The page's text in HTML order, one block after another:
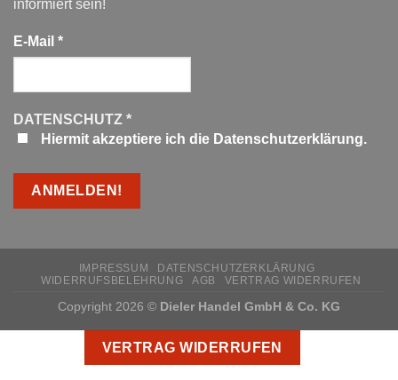
informiert sein!
E-Mail *
DATENSCHUTZ *
Hiermit akzeptiere ich die Datenschutzerklärung.
IMPRESSUM
DATENSCHUTZERKLÄRUNG
WIDERRUFSBELEHRUNG
AGB VERTRAG WIDERRUFEN
Copyright 2026 © Dieler Handel GmbH & Co. KG
VERTRAG WIDERRUFEN